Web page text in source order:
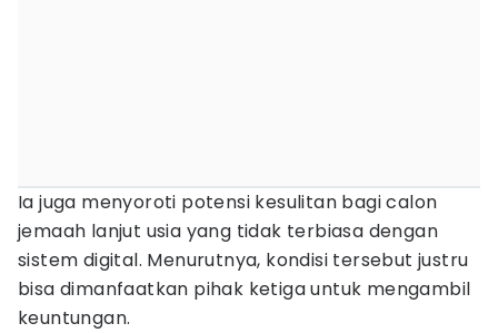
Ia juga menyoroti potensi kesulitan bagi calon
jemaah lanjut usia yang tidak terbiasa dengan
sistem digital. Menurutnya, kondisi tersebut justru
bisa dimanfaatkan pihak ketiga untuk mengambil
keuntungan.